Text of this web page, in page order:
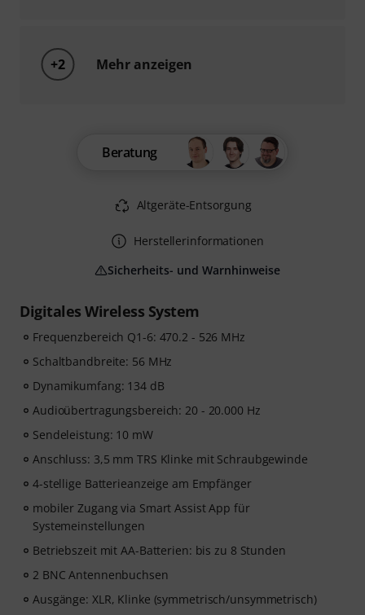
Digitales Wireless System
Frequenzbereich Q1-6: 470.2 - 526 MHz
Schaltbandbreite: 56 MHz
Dynamikumfang: 134 dB
Audioübertragungsbereich: 20 - 20.000 Hz
Sendeleistung: 10 mW
Anschluss: 3,5 mm TRS Klinke mit Schraubgewinde
4-stellige Batterieanzeige am Empfänger
mobiler Zugang via Smart Assist App für
Systemeinstellungen
Betriebszeit mit AA-Batterien: bis zu 8 Stunden
2 BNC Antennenbuchsen
Ausgänge: XLR, Klinke (symmetrisch/unsymmetrisch)
Beratung
Altgeräte-Entsorgung
Herstellerinformationen
Sicherheits- und Warnhinweise
+2 Mehr anzeigen